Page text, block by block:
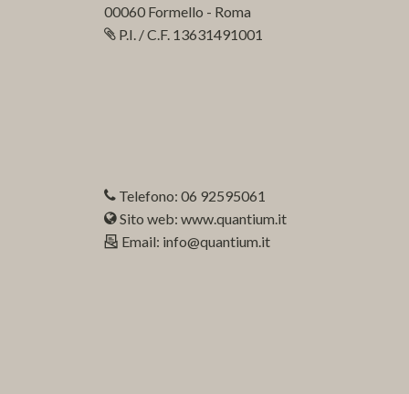
00060 Formello - Roma
P.I. / C.F. 13631491001
Telefono: 06 92595061
Sito web: www.quantium.it
Email: info@quantium.it